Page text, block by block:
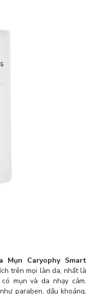
Mụn Caryophy Smart
trên mọi làn da, nhất là
mụn và da nhạy cảm.
paraben, dầu khoáng,